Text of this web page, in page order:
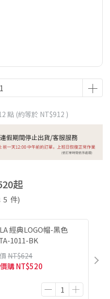
點 (約等於 NT$912 )
起
5 件)
經典LOGO帽-黑色
1011-BK
NT$624
購NT$520